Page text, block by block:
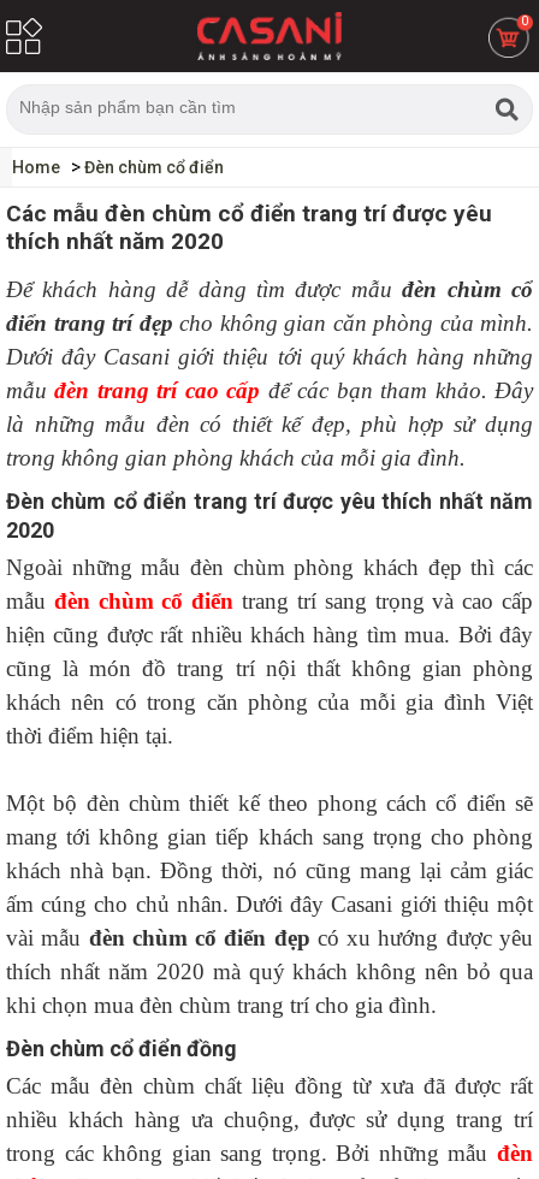
0
Home Đèn chùm cổ điển
Các mẫu đèn chùm cổ điển trang trí được yêu
thích nhất năm 2020
Để khách hàng dễ dàng tìm được mẫuđèn chùm cổ
điển trang trí đẹp cho không gian căn phòng của mình.
Dưới đây Casani giới thiệu tới quý khách hàng những
mẫuđèn trang trí cao cấp để các bạn tham khảo. Đây
là những mẫu đèn có thiết kế đẹp, phù hợp sử dụng
trong không gian phòng khách của mỗi gia đình.
Đèn chùm cổ điển trang trí được yêu thích nhất năm
2020
Ngoài những mẫu đèn chùm phòng khách đẹp thì các
mẫu đèn chùm cổ điển trang trí sang trọng và cao cấp
hiện cũng được rất nhiều khách hàng tìm mua. Bởi đây
cũng là món đồ trang trí nội thất không gian phòng
khách nên có trong căn phòng của mỗi gia đình Việt
thời điểm hiện tại.
Một bộ đèn chùm thiết kế theo phong cách cổ điển sẽ
mang tới không gian tiếp khách sang trọng cho phòng
khách nhà bạn. Đồng thời, nó cũng mang lại cảm giác
ấm cúng cho chủ nhân. Dưới đây Casani giới thiệu một
vài mẫu đèn chùm cổ điển đẹp có xu hướng được yêu
thích nhất năm 2020 mà quý khách không nên bỏ qua
khi chọn mua đèn chùm trang trí cho gia đình.
Đèn chùm cổ điển đồng
Các mẫu đèn chùm chất liệu đồng từ xưa đã được rất
nhiều khách hàng ưa chuộng, được sử dụng trang trí
trong các không gian sang trọng. Bởi những mẫu đèn